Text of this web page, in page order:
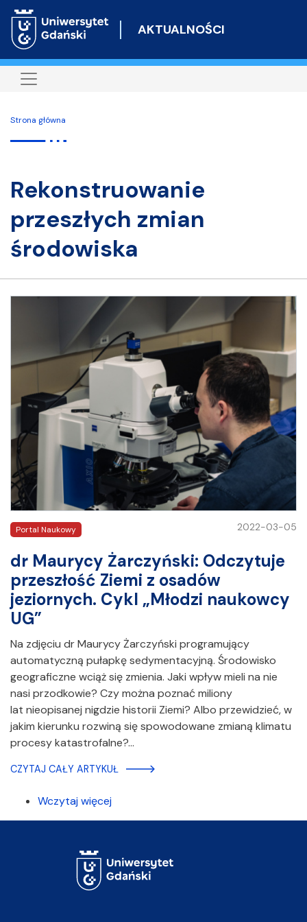
do
AKTUALNOŚCI
Strona główna
rekonstruowanie
przeszłych zmian
środowiska
Portal Naukowy 2022-03-05
dr Maurycy Żarczyński: Odczytuje
przeszłość Ziemi z osadów
jeziornych. Cykl „Młodzi naukowcy
UG”
Na zdjęciu dr Maurycy Żarczyński programujący
automatyczną pułapkę sedymentacyjną. Środowisko
geograficzne wciąż się zmienia. Jaki wpływ mieli na nie
nasi przodkowie? Czy można poznać miliony
lat nieopisanej nigdzie historii Ziemi? Albo przewidzieć, w
jakim kierunku rozwiną się spowodowane zmianą klimatu
procesy katastrofalne?…
CZYTAJ CAŁY ARTYKUŁ
Wczytaj więcej